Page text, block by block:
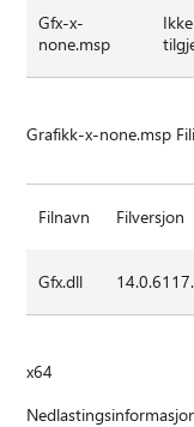
Gfx-x-
none.msp
Ikke
Grafikk-x-none.msp
Filnavn Filversjon
Gfx.dll
x64